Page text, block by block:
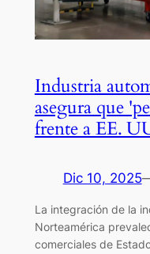
Industria
asegura que
frente a EE.
Dic 10, 2025
La integración de la
Norteamérica
comerciales de